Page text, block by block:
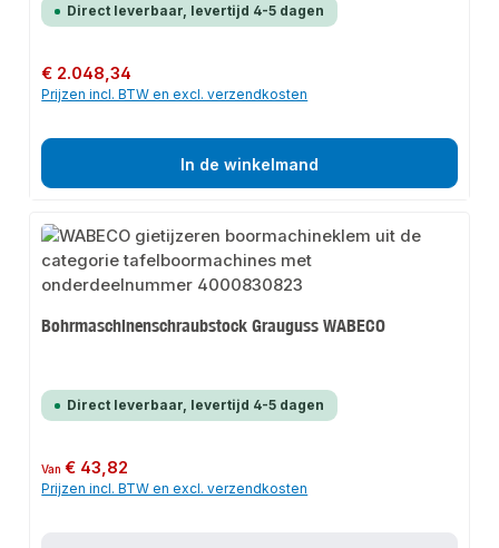
Direct leverbaar, levertijd 4-5 dagen
Normale prijs:
€ 2.048,34
Prijzen incl. BTW en excl. verzendkosten
In de winkelmand
Bohrmaschinenschraubstock Grauguss WABECO
Direct leverbaar, levertijd 4-5 dagen
Normale prijs:
Van€ 43,82
Prijzen incl. BTW en excl. verzendkosten